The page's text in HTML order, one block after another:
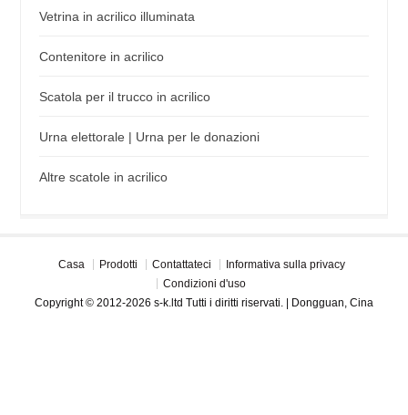
Vetrina in acrilico illuminata
Contenitore in acrilico
Scatola per il trucco in acrilico
Urna elettorale | Urna per le donazioni
Altre scatole in acrilico
Casa Prodotti Contattateci
Informativa sulla privacy
Condizioni d'uso
Copyright © 2012-2026 s-k.ltd Tutti i diritti riservati. | Dongguan, Cina